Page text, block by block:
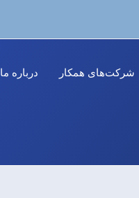
شرکت‌های همکار درباره ما